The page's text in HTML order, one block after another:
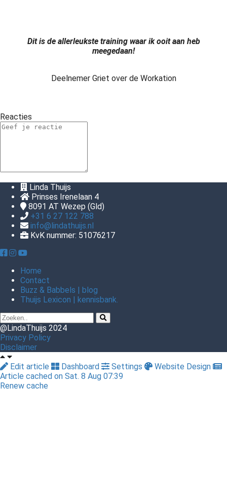
Dit is de allerleukste training waar ik ooit aan heb
meegedaan!
Deelnemer Griet over de Workation
Reacties
Linda Thuijs
Prinses Irenelaan 4
8091 AT Wezep (Gld)
+31 6 27 122 788
info@lindathuijs.nl
KvK nummer: 51076217
Home
Contact
Buzz & Babbels | blog
Thuijs Lexicon | kennisbank.
@LindaThuijs 2024
Privacy Policy
Disclaimer
Edit article
Dashboard Settings
Website Design
Article cached on Sat. 8 Aug 07:39
Renew cache